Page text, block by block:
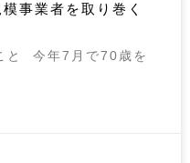
事業者を取り巻く
と 今年7月で70歳を